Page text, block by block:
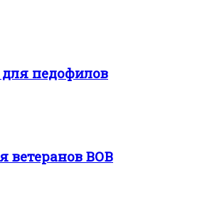
педофилов
ветеранов ВОВ